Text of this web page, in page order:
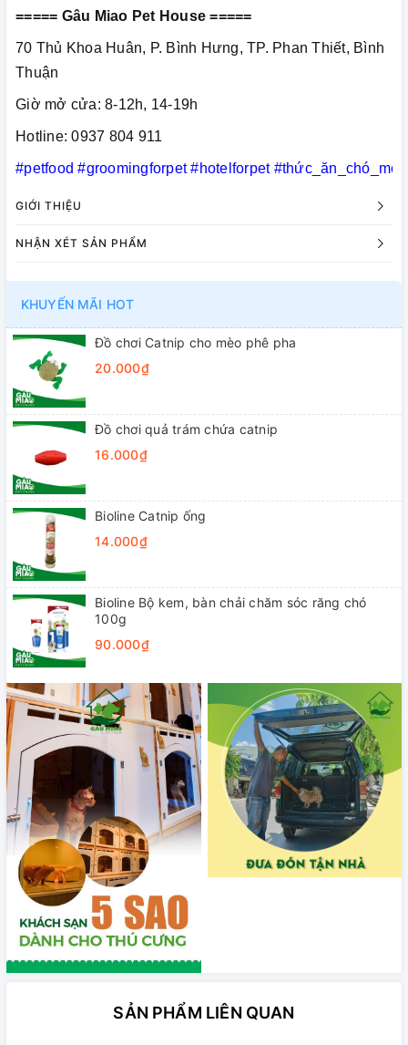
===== Gâu Miao Pet House =====
70 Thủ Khoa Huân, P. Bình Hưng, TP. Phan Thiết, Bình
Thuận
Giờ mở cửa: 8-12h, 14-19h
Hotline: 0937 804 911
#petfood #groomingforpet #hotelforpet #thức_ăn_chó_mèo
GIỚI THIỆU
NHẬN XÉT SẢN PHẨM
KHUYẾN MÃI HOT
Đồ chơi Catnip cho mèo phê pha
20.000₫
Đồ chơi quả trám chứa catnip
16.000₫
Bioline Catnip ống
14.000₫
Bioline Bộ kem, bàn chải chăm sóc răng chó
100g
90.000₫
SẢN PHẨM LIÊN QUAN